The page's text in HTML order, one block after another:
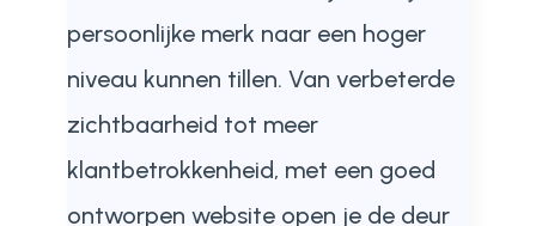
persoonlijke merk naar een hoger
niveau kunnen tillen. Van verbeterde
zichtbaarheid tot meer
klantbetrokkenheid, met een goed
ontworpen website open je de deur